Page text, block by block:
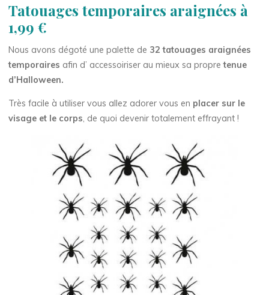
Tatouages temporaires araignées à
1,99 €
Nous avons dégoté une palette de 32 tatouages araignées
temporaires afin d’ accessoiriser au mieux sa propre tenue
d’Halloween.
Très facile à utiliser vous allez adorer vous en placer sur le
visage et le corps, de quoi devenir totalement effrayant !